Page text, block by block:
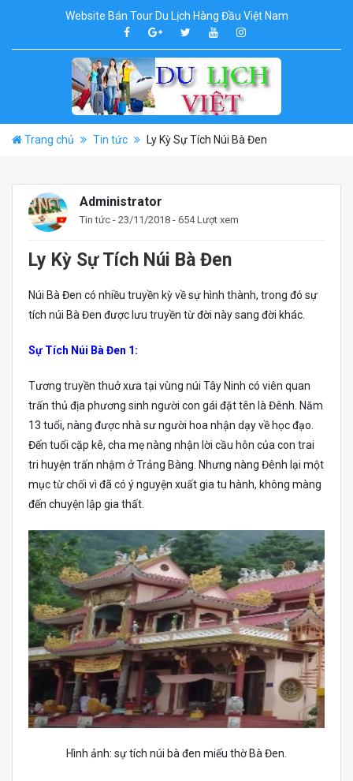
Website Bán Tour Du Lịch Hàng Đầu Việt Nam
Trang chủ Tin tức Ly Kỳ Sự Tích Núi Bà Đen
Administrator
Tin tức - 23/11/2018 - 654 Lượt xem
Ly Kỳ Sự Tích Núi Bà Đen
Núi Bà Đen có nhiều truyền kỳ về sự hình thành, trong đó sự
tích núi Bà Đen được lưu truyền từ đời này sang đời khác.
Sự Tích Núi Bà Đen 1:
Tương truyền thuở xưa tại vùng núi Tây Ninh có viên quan
trấn thủ địa phương sinh người con gái đặt tên là Đênh. Năm
13 tuổi, nàng được nhà sư người hoa nhận dạy về học đạo.
Đến tuổi cặp kê, cha mẹ nàng nhận lời cầu hôn của con trai
tri huyện trấn nhậm ở Trảng Bàng. Nhưng nàng Đênh lại một
mục từ chối vì đã có ý nguyện xuất gia tu hành, không màng
đến chuyện lập gia thất.
Hình ảnh: sự tích núi bà đen miếu thờ Bà Đen.